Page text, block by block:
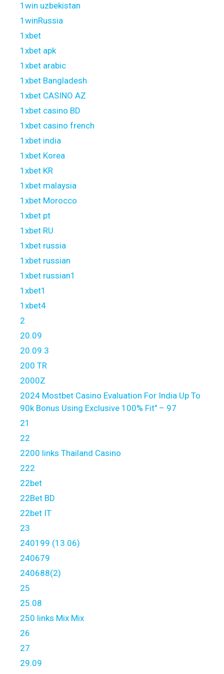
1win uzbekistan
1winRussia
1xbet
1xbet apk
1xbet arabic
1xbet Bangladesh
1xbet CASINO AZ
1xbet casino BD
1xbet casino french
1xbet india
1xbet Korea
1xbet KR
1xbet malaysia
1xbet Morocco
1xbet pt
1xbet RU
1xbet russia
1xbet russian
1xbet russian1
1xbet1
1xbet4
2
20.09
20.09 3
200 TR
2000Z
2024 Mostbet Casino Evaluation For India Up To
90k Bonus Using Exclusive 100% Fit" – 97
21
22
2200 links Thailand Casino
222
22bet
22Bet BD
22bet IT
23
240199 (13.06)
240679
240688(2)
25
25.08
250 links Mix Mix
26
27
29.09